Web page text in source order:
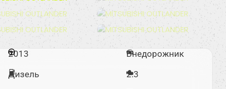
2013 Внедорожник
Дизель 2.3